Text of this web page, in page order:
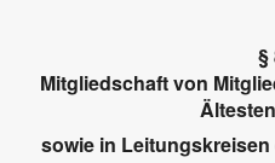
§
Mitgliedschaft von
sowie in